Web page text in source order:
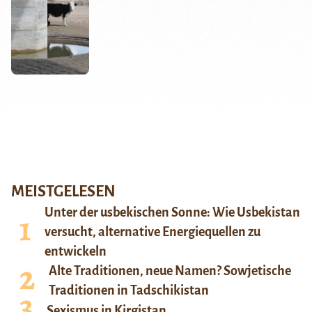
MEISTGELESEN
Unter der usbekischen Sonne: Wie Usbekistan
versucht, alternative Energiequellen zu
entwickeln
Alte Traditionen, neue Namen? Sowjetische
Traditionen in Tadschikistan